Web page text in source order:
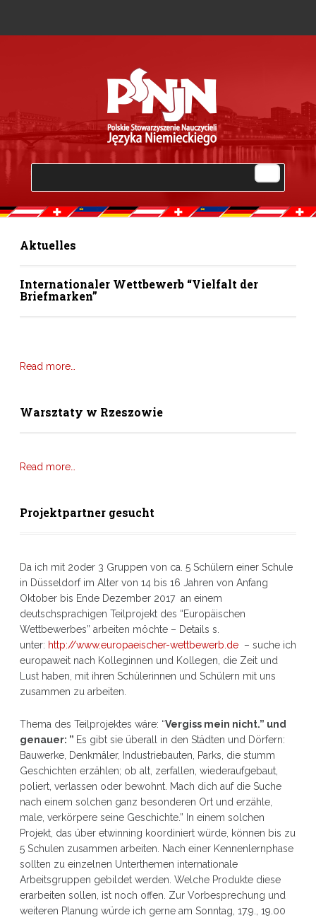
Aktuelles
Internationaler Wettbewerb “Vielfalt der
Briefmarken”
Read more…
Warsztaty w Rzeszowie
Read more…
Projektpartner gesucht
Da ich mit 2oder 3 Gruppen von ca. 5 Schülern einer Schule
in Düsseldorf im Alter von 14 bis 16 Jahren von Anfang
Oktober bis Ende Dezember 2017 an einem
deutschsprachigen Teilprojekt des “Europäischen
Wettbewerbes” arbeiten möchte – Details s.
unter: http://www.europaeischer-wettbewerb.de– suche ich
europaweit nach Kolleginnen und Kollegen, die Zeit und
Lust haben, mit ihren Schülerinnen und Schülern mit uns
zusammen zu arbeiten.
Thema des Teilprojektes wäre: “Vergiss mein nicht.” und
genauer: ” Es gibt sie überall in den Städten und Dörfern:
Bauwerke, Denkmäler, Industriebauten, Parks, die stumm
Geschichten erzählen; ob alt, zerfallen, wiederaufgebaut,
poliert, verlassen oder bewohnt. Mach dich auf die Suche
nach einem solchen ganz besonderen Ort und erzähle,
male, verkörpere seine Geschichte.” In einem solchen
Projekt, das über etwinning koordiniert würde, können bis zu
5 Schulen zusammen arbeiten. Nach einer Kennenlernphase
sollten zu einzelnen Unterthemen internationale
Arbeitsgruppen gebildet werden. Welche Produkte diese
erarbeiten sollen, ist noch offen. Zur Vorbesprechung und
weiteren Planung würde ich gerne am Sonntag, 17.9., 19.00